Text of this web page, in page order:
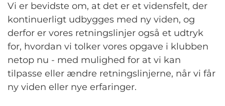
Vi er bevidste om, at det er et vidensfelt, der
kontinuerligt udbygges med ny viden, og
derfor er vores retningslinjer også et udtryk
for, hvordan vi tolker vores opgave i klubben
netop nu - med mulighed for at vi kan
tilpasse eller ændre retningslinjerne, når vi får
ny viden eller nye erfaringer.